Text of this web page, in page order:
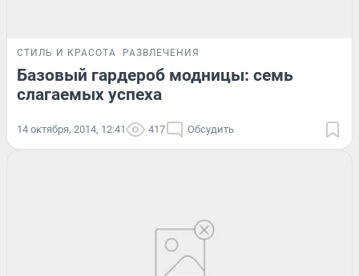
СТИЛЬ И КРАСОТА РАЗВЛЕЧЕНИЯ
Базовый гардероб модницы: семь
слагаемых успеха
14 октября, 2014, 12:41 417 Обсудить